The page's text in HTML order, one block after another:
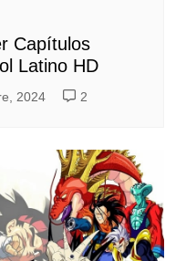
Capítulos
Latino HD
2024 2